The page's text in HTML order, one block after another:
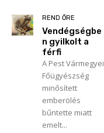
REND ŐRE
Vendégségbe
n gyilkolt a
férfi
A Pest Vármegyei
Főügyészség
minősített
emberölés
bűntette miatt
emelt...